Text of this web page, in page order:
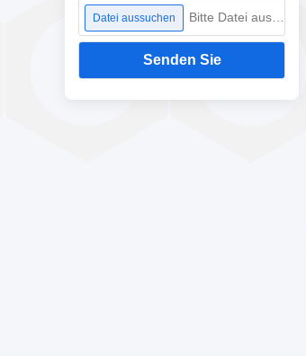
Datei aussuchen
Senden Sie